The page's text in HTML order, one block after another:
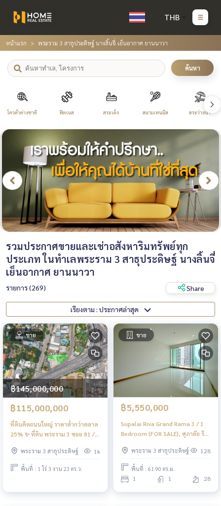
THB
หน้าแรก พระราม 3 สาธุประดิษฐ์ นางลิ้นจี่ เย็นอากาศ ยานนาวา
ค้นหา
โควต้าต่างชาติ ฟิตเนส สระเด็ก สนามเทนนิส สระว่ายน้ำ
รวมประกาศขายและเช่าอสังหาริมทรัพย์ทุก
ประเภท ในทำเลพระราม 3 สาธุประดิษฐ์ นางลิ้นจี่
เย็นอากาศ ยานนาวา
รายการ (269) Share
เรียงตาม : ประกาศล่าสุด
ขาย
฿145,000,000
฿115,000,000
ที่ดินติดถนนใหญ่ ราคาต่ำกว่าตลาด
25% ✨ ที่ดิน พระราม 3 ซอย 81 / 1
Rama 3 Soi 81 / 1 rai 3 ngan 23
square wah (FOR SALE) PALM785
พระราม 3 สาธุประดิษฐ์ 1k
พื้นที่ : 1 ไร่ 3 งาน 23 ตร.ว.
ขาย
฿5,550,000
Supalai Riva Grand Rama 3 / 1
Bedroom (FOR SALE), ศุภาลัย ริวา
(ขาย) BNS170
พระราม 3 สาธุประดิษฐ์ 128
พื้นที่ : 61.90 ตร.ม.
1 1 28